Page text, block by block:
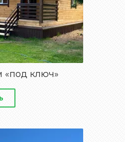
ключ»